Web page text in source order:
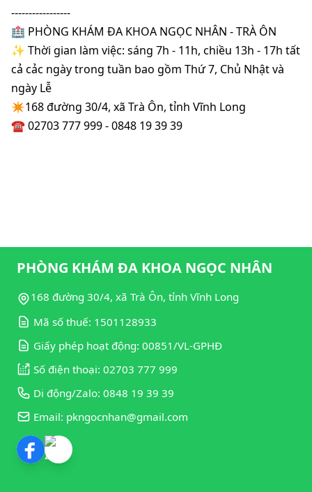
-----------------
🏥 PHÒNG KHÁM ĐA KHOA NGỌC NHÂN - TRÀ ÔN
✨️ Thời gian làm việc: sáng 7h - 11h, chiều 13h - 17h tất
cả cảc ngày trong tuần bao gồm Thứ 7, Chủ Nhật và
ngày Lễ
✴️168 đường 30/4, xã Trà Ôn, tỉnh Vĩnh Long
☎️ 02703 777 999 - 0848 19 39 39
PHÒNG KHÁM ĐA KHOA NGỌC NHÂN
168 đường 30/4, xã Trà Ôn, tỉnh Vĩnh Long
Mã số thuế: 1501128933
Giấy phép hoạt động: 00851/VL-GPHĐ
Số điện thoại: 02703 777 999
Di động/Zalo: 0848 19 39 39
Email: pkngocnhan@gmail.com